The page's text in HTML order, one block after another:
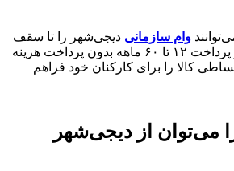
وام سازمانی دیجی‌شهر را تا سقف
پرداخت ۱۲ تا ۶۰
ماهه بدون پرداخت هزینه
کالا را برای کارکنان خود فراهم
می‌توان از دیجی‌شهر